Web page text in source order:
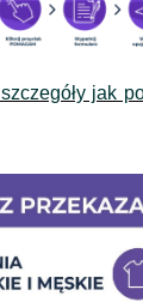
jak